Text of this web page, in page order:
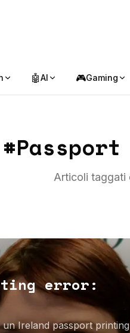
🤖AI 🎮Gaming
#
Articoli taggati
error:
Ireland passport printing